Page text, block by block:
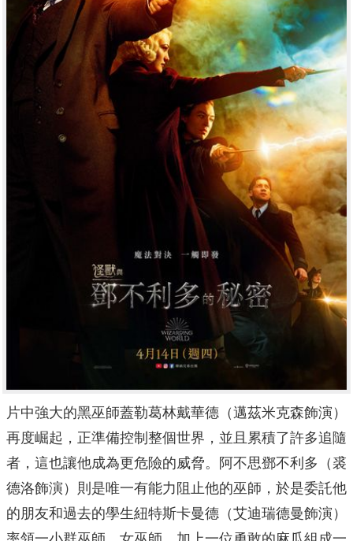
片中強大的黑巫師蓋勒葛林戴華德（邁茲米克森飾演）
再度崛起，正準備控制整個世界，並且累積了許多追隨
者， 這也讓他成為更危險的威脅。阿不思鄧不利多（裘
德洛飾演）則是唯一有能力阻止他的巫師， 於是委託他
的朋友和過去的學生紐特斯卡曼德（艾迪瑞德曼飾演）